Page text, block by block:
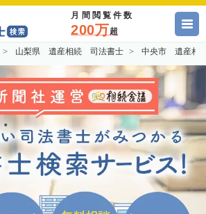
月間閲覧件数
200万超
山梨県 遺産相続 司法書士 中央市 遺産相